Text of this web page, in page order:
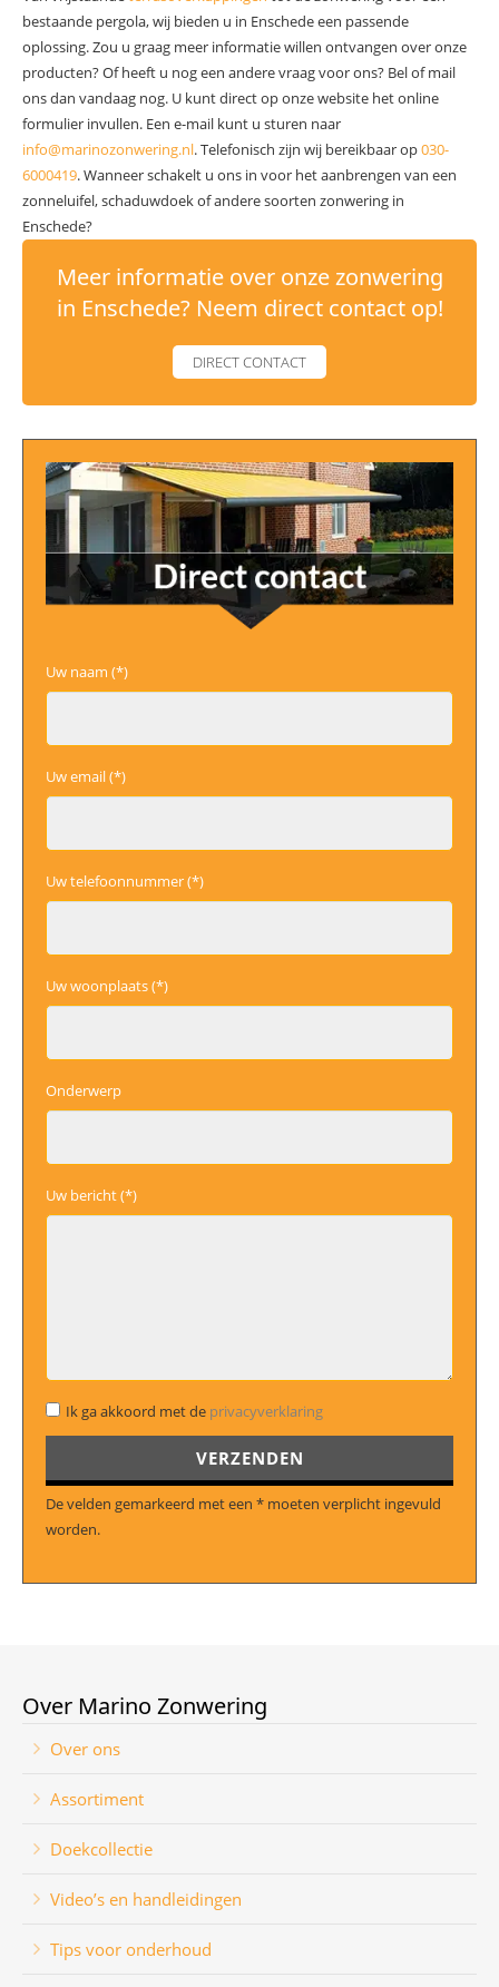
bestaande pergola, wij bieden u in Enschede een passende
oplossing. Zou u graag meer informatie willen ontvangen over onze
producten? Of heeft u nog een andere vraag voor ons? Bel of mail
ons dan vandaag nog. U kunt direct op onze website het online
formulier invullen. Een e-mail kunt u sturen naar
info@marinozonwering.nl. Telefonisch zijn wij bereikbaar op030-
6000419. Wanneer schakelt u ons in voor het aanbrengen van een
zonneluifel, schaduwdoek of andere soorten zonwering in
Enschede?
Meer informatie over onze zonwering
in Enschede? Neem direct contact op!
DIRECT CONTACT
Uw naam (*)
Uw email (*)
Uw telefoonnummer (*)
Uw woonplaats (*)
Onderwerp
Uw bericht (*)
Ik ga akkoord met de privacyverklaring
Gelieve dit veld leeg te laten.
De velden gemarkeerd met een * moeten verplicht ingevuld
worden.
Over Marino Zonwering
Over ons
Assortiment
Doekcollectie
Video’s en handleidingen
Tips voor onderhoud